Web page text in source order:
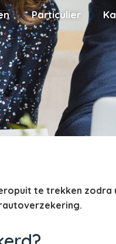
Particulier
te trekken